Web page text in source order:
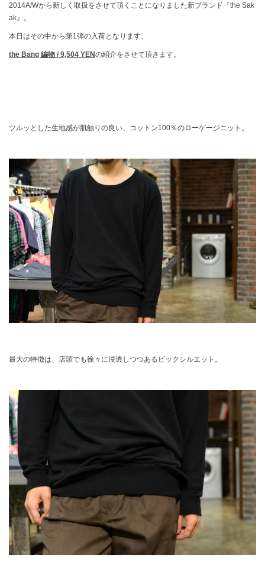
2014A/Wから新しく取扱をさせて頂くことになりました新ブランド『the Sak
ak』。
本日はその中から第1弾の入荷となります、
the Bang 編物 / 9,504 YENの紹介をさせて頂きます。
ツルッとした生地感が肌触りの良い、コットン100％のローゲージニット。
最大の特徴は、店頭でも徐々に浸透しつつあるビックシルエット。